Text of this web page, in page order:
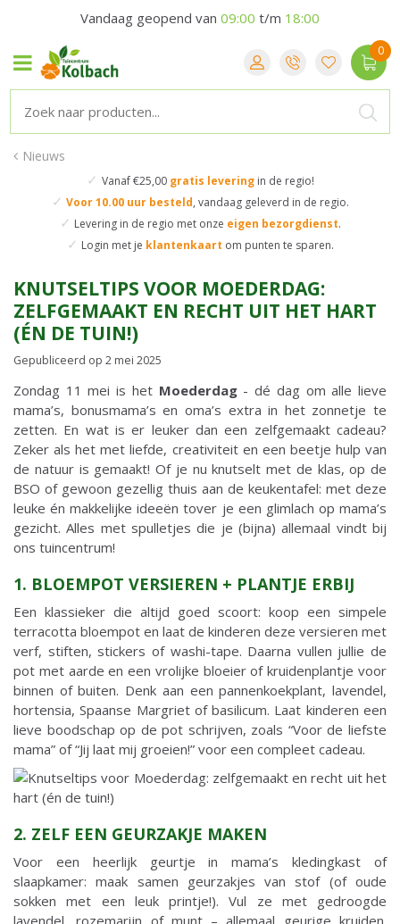
Nieuws
✓ Vanaf €25,00 gratis leveringin de regio!
✓ Voor 10.00 uur besteld, vandaag geleverd in de regio.
✓ Levering in de regio met onze eigen bezorgdienst.
✓ Login met je klantenkaart om punten te sparen.
Vandaag geopend van 09:00 t/m 18:00
KNUTSELTIPS VOOR MOEDERDAG:
ZELFGEMAAKT EN RECHT UIT HET HART
(ÉN DE TUIN!)
Gepubliceerd op 2 mei 2025
Zondag 11 mei is het Moederdag- dé dag om alle lieve
mama’s, bonusmama’s en oma’s extra in het zonnetje te
zetten. En wat is er leuker dan een zelfgemaakt cadeau?
Zeker als het met liefde, creativiteit en een beetje hulp van
de natuur is gemaakt! Of je nu knutselt met de klas, op de
BSO of gewoon gezellig thuis aan de keukentafel: met deze
leuke én makkelijke ideeën tover je een glimlach op mama’s
gezicht. Alles met spulletjes die je (bijna) allemaal vindt bij
ons tuincentrum!
1. BLOEMPOT VERSIEREN + PLANTJE ERBIJ
Een klassieker die altijd goed scoort: koop een simpele
terracotta bloempot en laat de kinderen deze versieren met
verf, stiften, stickers of washi-tape. Daarna vullen jullie de
pot met aarde en een vrolijke bloeier of kruidenplantje voor
binnen of buiten. Denk aan een pannenkoekplant, lavendel,
hortensia, Spaanse Margriet of basilicum. Laat kinderen een
lieve boodschap op de pot schrijven, zoals “Voor de liefste
mama” of “Jij laat mij groeien!” voor een compleet cadeau.
2. ZELF EEN GEURZAKJE MAKEN
Voor een heerlijk geurtje in mama’s kledingkast of
slaapkamer: maak samen geurzakjes van stof (of oude
sokken met een leuk printje!). Vul ze met gedroogde